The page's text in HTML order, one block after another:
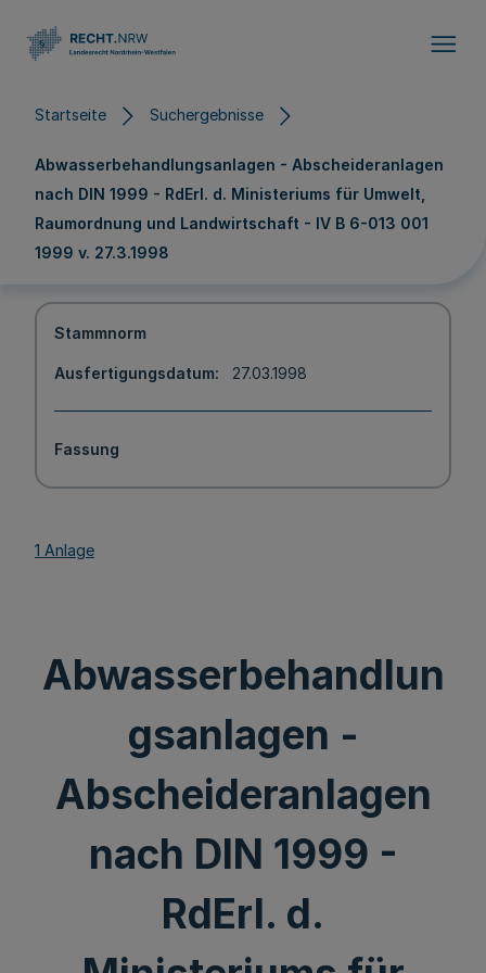
Startseite Suchergebnisse
Abwasserbehandlungsanlagen - Abscheideranlagen
nach DIN 1999 - RdErl. d. Ministeriums für Umwelt,
Raumordnung und Landwirtschaft - IV B 6-013 001
1999 v. 27.3.1998
Stammnorm
Ausfertigungsdatum 27.03.1998
Fassung
1 Anlage
Abwasserbehandlun
gsanlagen -
Abscheideranlagen
nach DIN 1999 -
RdErl. d.